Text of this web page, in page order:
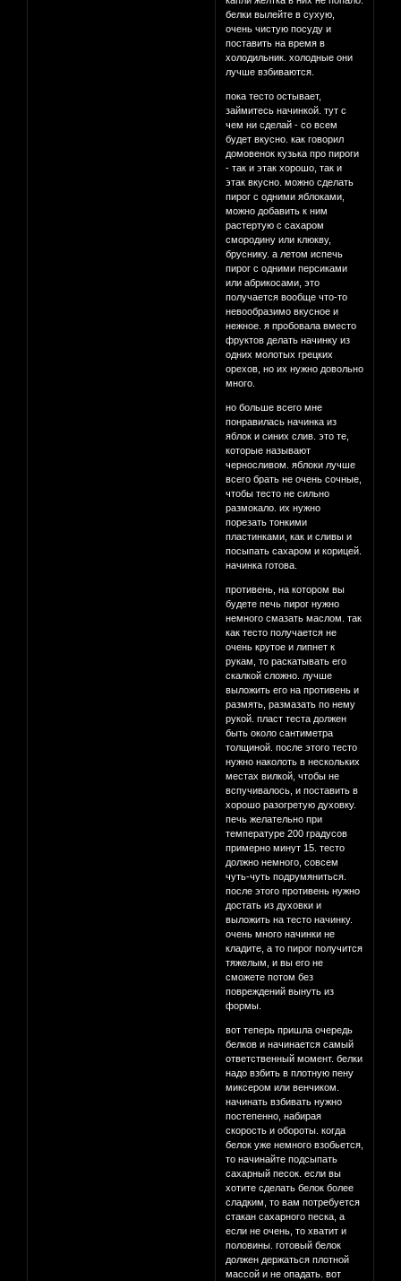
белки вылейте в сухую,
очень чистую посуду и
поставить на время в
холодильник. холодные они
лучше взбиваются.
пока тесто остывает,
займитесь начинкой. тут с
чем ни сделай - со всем
будет вкусно. как говорил
домовенок кузька про пироги
- так и этак хорошо, так и
этак вкусно. можно сделать
пирог с одними яблоками,
можно добавить к ним
растертую с сахаром
смородину или клюкву,
бруснику. а летом испечь
пирог с одними персиками
или абрикосами, это
получается вообще что-то
невообразимо вкусное и
нежное. я пробовала вместо
фруктов делать начинку из
одних молотых грецких
орехов, но их нужно довольно
много.
но больше всего мне
понравилась начинка из
яблок и синих слив. это те,
которые называют
черносливом. яблоки лучше
всего брать не очень сочные,
чтобы тесто не сильно
размокало. их нужно
порезать тонкими
пластинками, как и сливы и
посыпать сахаром и корицей.
начинка готова.
противень, на котором вы
будете печь пирог нужно
немного смазать маслом. так
как тесто получается не
очень крутое и липнет к
рукам, то раскатывать его
скалкой сложно. лучше
выложить его на противень и
размять, размазать по нему
рукой. пласт теста должен
быть около сантиметра
толщиной. после этого тесто
нужно наколоть в нескольких
местах вилкой, чтобы не
вспучивалось, и поставить в
хорошо разогретую духовку.
печь желательно при
температуре 200 градусов
примерно минут 15. тесто
должно немного, совсем
чуть-чуть подрумяниться.
после этого противень нужно
достать из духовки и
выложить на тесто начинку.
очень много начинки не
кладите, а то пирог получится
тяжелым, и вы его не
сможете потом без
повреждений вынуть из
формы.
вот теперь пришла очередь
белков и начинается самый
ответственный момент. белки
надо взбить в плотную пену
миксером или венчиком.
начинать взбивать нужно
постепенно, набирая
скорость и обороты. когда
белок уже немного взобьется,
то начинайте подсыпать
сахарный песок. если вы
хотите сделать белок более
сладким, то вам потребуется
стакан сахарного песка, а
если не очень, то хватит и
половины. готовый белок
должен держаться плотной
массой и не опадать. вот